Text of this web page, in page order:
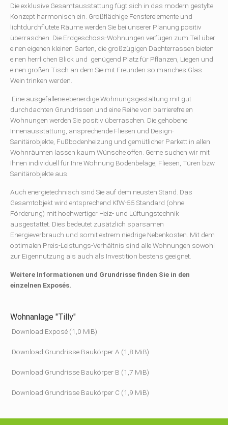
Die exklusive Gesamtausstattung fügt sich in das modern gestylte
Konzept harmonisch ein. Großflächige Fensterelemente und
lichtdurchflutete Räume werden Sie bei unserer Planung positiv
überraschen. Die Erdgeschoss-Wohnungen verfügen zum Teil über
einen eigenen kleinen Garten, die großzügigen Dachterrassen bieten
einen herrlichen Blick und genügend Platz für Pflanzen, Liegen und
einen großen Tisch an dem Sie mit Freunden so manches Glas
Wein trinken werden.
Eine ausgefallene ebenerdige Wohnungsgestaltung mit gut
durchdachten Grundrissen und eine Reihe von barrierefreien
Wohnungen werden Sie positiv überraschen. Die gehobene
Innenausstattung, ansprechende Fliesen und Design-
Sanitärobjekte, Fußbodenheizung und gemütlicher Parkett in allen
Wohnräumen lassen kaum Wünsche offen. Gerne suchen wir mit
Ihnen individuell für Ihre Wohnung Bodenbeläge, Fliesen, Türen bzw.
Sanitärobjekte aus.
Auch energietechnisch sind Sie auf dem neusten Stand. Das
Gesamtobjekt wird entsprechend KfW-55 Standard (ohne
Förderung) mit hochwertiger Heiz- und Lüftungstechnik
ausgestattet. Dies bedeutet zusätzlich sparsamen
Energieverbrauch und somit extrem niedrige Nebenkosten. Mit dem
optimalen Preis-Leistungs-Verhältnis sind alle Wohnungen sowohl
zur Eigennutzung als auch als Investition bestens geeignet.
Weitere Informationen und Grundrisse finden Sie in den
einzelnen Exposés.
Wohnanlage "Tilly"
Download Exposé (1,0 MiB)
Download Grundrisse Baukörper A (1,8 MiB)
Download Grundrisse Baukörper B (1,7 MiB)
Download Grundrisse Baukörper C (1,9 MiB)